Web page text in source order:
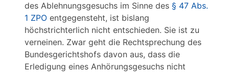
des Ablehnungsgesuchs im Sinne des § 47 Abs.
1 ZPO entgegensteht, ist bislang
höchstrichterlich nicht entschieden. Sie ist zu
verneinen. Zwar geht die Rechtsprechung des
Bundesgerichtshofs davon aus, dass die
Erledigung eines Anhörungsgesuchs nicht